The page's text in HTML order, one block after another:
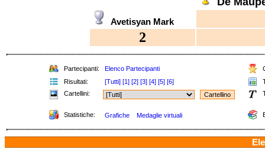
Avetisyan Mark
2
Partecipanti: Elenco Partecipanti
Risultati:
[Tutti] [1] [2] [3] [4] [5] [6]
Cartellini:
Statistiche: Grafiche Medaglie virtuali